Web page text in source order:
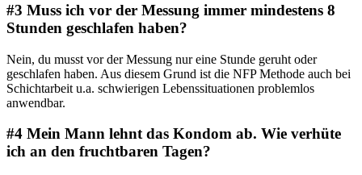
#3 Muss ich vor der Messung immer mindestens 8
Stunden geschlafen haben?
Nein, du musst vor der Messung nur eine Stunde geruht oder
geschlafen haben. Aus diesem Grund ist die NFP Methode auch bei
Schichtarbeit u.a. schwierigen Lebenssituationen problemlos
anwendbar.
#4 Mein Mann lehnt das Kondom ab. Wie verhüte
ich an den fruchtbaren Tagen?